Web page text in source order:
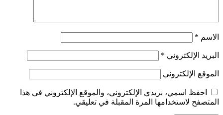
الاسم *
البريد الإلكتروني *
الموقع الإلكتروني
احفظ اسمي، بريدي الإلكتروني، والموقع الإلكتروني في هذا
المتصفح لاستخدامها المرة المقبلة في تعليقي.